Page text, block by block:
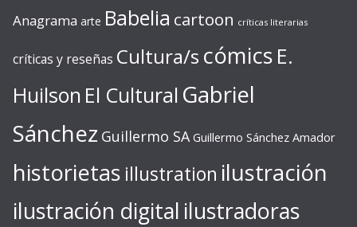
Anagrama arte Babelia cartoon críticas literarias
críticas y reseñas Cultura/s cómics E.
Huilson El Cultural Gabriel
Sánchez Guillermo SA Guillermo Sánchez Amador
historietas illustration ilustración
ilustración digital ilustradoras